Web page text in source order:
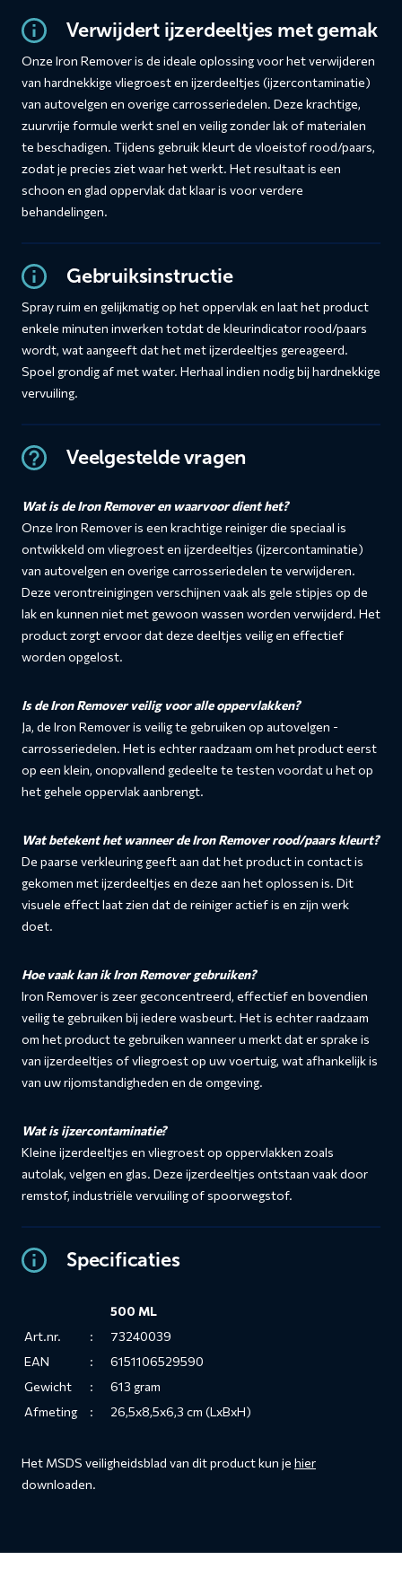
Verwijdert ijzerdeeltjes met gemak
Onze Iron Remover is de ideale oplossing voor het verwijderen
van hardnekkige vliegroest en ijzerdeeltjes (ijzercontaminatie)
van autovelgen en overige carrosseriedelen. Deze krachtige,
zuurvrije formule werkt snel en veilig zonder lak of materialen
te beschadigen. Tijdens gebruik kleurt de vloeistof rood/paars,
zodat je precies ziet waar het werkt. Het resultaat is een
schoon en glad oppervlak dat klaar is voor verdere
behandelingen.
Gebruiksinstructie
Spray ruim en gelijkmatig op het oppervlak en laat het product
enkele minuten inwerken totdat de kleurindicator rood/paars
wordt, wat aangeeft dat het met ijzerdeeltjes gereageerd.
Spoel grondig af met water. Herhaal indien nodig bij hardnekkige
vervuiling.
Veelgestelde vragen
Wat is de Iron Remover en waarvoor dient het?
Onze Iron Remover is een krachtige reiniger die speciaal is
ontwikkeld om vliegroest en ijzerdeeltjes (ijzercontaminatie)
van autovelgen en overige carrosseriedelen te verwijderen.
Deze verontreinigingen verschijnen vaak als gele stipjes op de
lak en kunnen niet met gewoon wassen worden verwijderd. Het
product zorgt ervoor dat deze deeltjes veilig en effectief
worden opgelost.
Is de Iron Remover veilig voor alle oppervlakken?
Ja, de Iron Remover is veilig te gebruiken op autovelgen -
carrosseriedelen. Het is echter raadzaam om het product eerst
op een klein, onopvallend gedeelte te testen voordat u het op
het gehele oppervlak aanbrengt.
Wat betekent het wanneer de Iron Remover rood/paars kleurt?
De paarse verkleuring geeft aan dat het product in contact is
gekomen met ijzerdeeltjes en deze aan het oplossen is. Dit
visuele effect laat zien dat de reiniger actief is en zijn werk
doet.
Hoe vaak kan ik Iron Remover gebruiken?
Iron Remover is zeer geconcentreerd, effectief en bovendien
veilig te gebruiken bij iedere wasbeurt. Het is echter raadzaam
om het product te gebruiken wanneer u merkt dat er sprake is
van ijzerdeeltjes of vliegroest op uw voertuig, wat afhankelijk is
van uw rijomstandigheden en de omgeving.
Wat is ijzercontaminatie?
Kleine ijzerdeeltjes en vliegroest op oppervlakken zoals
autolak, velgen en glas. Deze ijzerdeeltjes ontstaan vaak door
remstof, industriële vervuiling of spoorwegstof.
Specificaties
500 ML
Art.nr.
:
73240039
EAN
:
6151106529590
Gewicht
:
613 gram
Afmeting
: 26,5x8,5x6,3 cm (LxBxH)
Het MSDS veiligheidsblad van dit product kun je hier
downloaden.